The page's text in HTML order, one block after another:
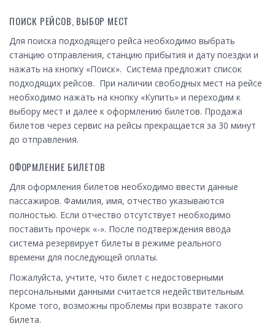
ПОИСК РЕЙСОВ, ВЫБОР МЕСТ
Для поиска подходящего рейса необходимо выбрать
станцию отправления, станцию прибытия и дату поездки и
нажать на кнопку «Поиск». Система предложит список
подходящих рейсов. При наличии свободных мест на рейсе
необходимо нажать на кнопку «Купить» и переходим к
выбору мест и далее к оформлению билетов. Продажа
билетов через сервис на рейсы прекращается за 30 минут
до отправления.
ОФОРМЛЕНИЕ БИЛЕТОВ
Для оформления билетов необходимо ввести данные
пассажиров. Фамилия, имя, отчество указываются
полностью. Если отчество отсутствует необходимо
поставить прочерк «-». После подтверждения ввода
система резервирует билеты в режиме реального
времени для последующей оплаты.
Пожалуйста, учтите, что билет с недостоверными
персональными данными считается недействительным.
Кроме того, возможны проблемы при возврате такого
билета.